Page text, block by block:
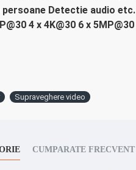
Detectie audio etc.
4 x 4K@30 6 x
Supraveghere video
CUMPARATE